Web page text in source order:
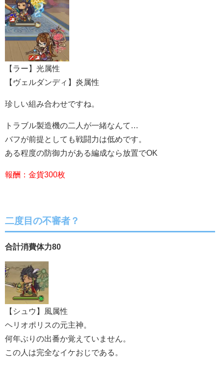
【ラー】光属性
【ヴェルダンディ】炎属性
珍しい組み合わせですね。
トラブル製造機の二人が一緒なんて…
バフが前提としても戦闘力は低めです。
ある程度の防御力がある編成なら放置でOK
報酬：金貨300枚
二度目の不審者？
合計消費体力80
【シュウ】風属性
ヘリオポリスの元主神。
何年ぶりの出番か覚えていません。
この人は完全なイケおじである。